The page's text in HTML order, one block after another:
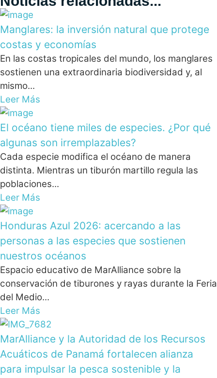
Manglares: la inversión natural que protege
costas y economías
En las costas tropicales del mundo, los manglares
sostienen una extraordinaria biodiversidad y, al
mismo...
Leer Más
El océano tiene miles de especies. ¿Por qué
algunas son irremplazables?
Cada especie modifica el océano de manera
distinta. Mientras un tiburón martillo regula las
poblaciones...
Leer Más
Honduras Azul 2026: acercando a las
personas a las especies que sostienen
nuestros océanos
Espacio educativo de MarAlliance sobre la
conservación de tiburones y rayas durante la Feria
del Medio...
Leer Más
MarAlliance y la Autoridad de los Recursos
Acuáticos de Panamá fortalecen alianza
para impulsar la pesca sostenible y la